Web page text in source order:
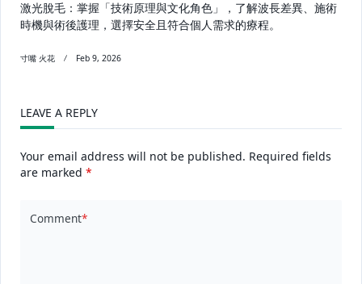
激光脫毛：掌握「技術原理與文化角色」，了解波長差異、施術
時機與術後護理，選擇安全且符合個人需求的療程。
寸嘴 火花 Feb 9, 2026
LEAVE A REPLY
Your email address will not be published. Required fields
are marked *
Comment*